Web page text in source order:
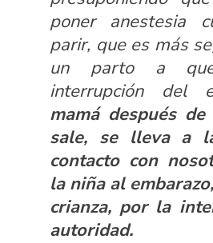
poner anestesia
parir, que es más
un parto a
interrupción del
mamá después
sale, se lleva a
contacto con
la niña al
crianza, por la
autoridad.